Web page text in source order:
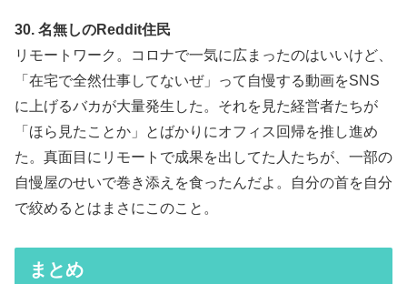
30. 名無しのReddit住民
リモートワーク。コロナで一気に広まったのはいいけど、
「在宅で全然仕事してないぜ」って自慢する動画をSNS
に上げるバカが大量発生した。それを見た経営者たちが
「ほら見たことか」とばかりにオフィス回帰を推し進め
た。真面目にリモートで成果を出してた人たちが、一部の
自慢屋のせいで巻き添えを食ったんだよ。自分の首を自分
で絞めるとはまさにこのこと。
まとめ